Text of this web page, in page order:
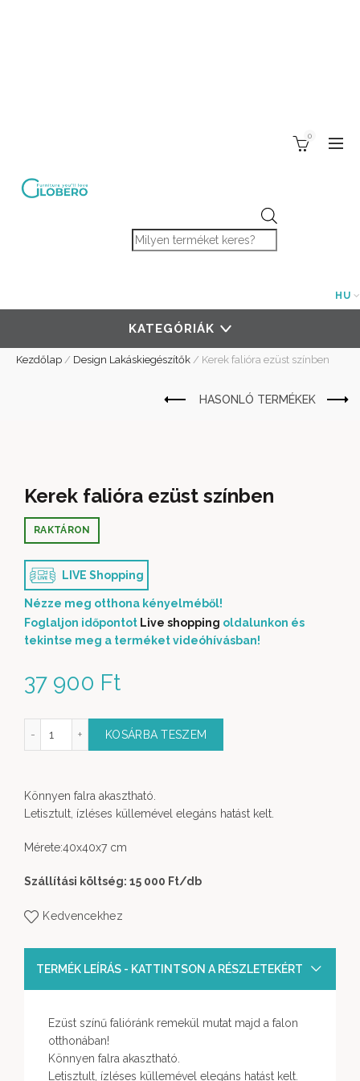
Products search
0
HU
KATEGÓRIÁK
Kezdőlap / Design Lakáskiegészítők / Kerek falióra ezüst színben
Kerek falióra ezüst színben
37 900 Ft
RAKTÁRON
LIVE Shopping
Nézze meg otthona kényelméből!
Foglaljon időpontot Live shopping oldalunkon és
tekintse meg a terméket videóhívásban!
ezüst színben mennyiség
KOSÁRBA TESZEM
Könnyen falra akasztható.
Letisztult, ízléses küllemével elegáns hatást kelt.
Mérete:40x40x7 cm
Szállítási költség: 15 000 Ft/db
Kedvencekhez
TERMÉK LEÍRÁS - KATTINTSON A RÉSZLETEKÉRT
Ezüst színű falióránk remekül mutat majd a falon
otthonában!
Könnyen falra akasztható.
Letisztult, ízléses küllemével elegáns hatást kelt.